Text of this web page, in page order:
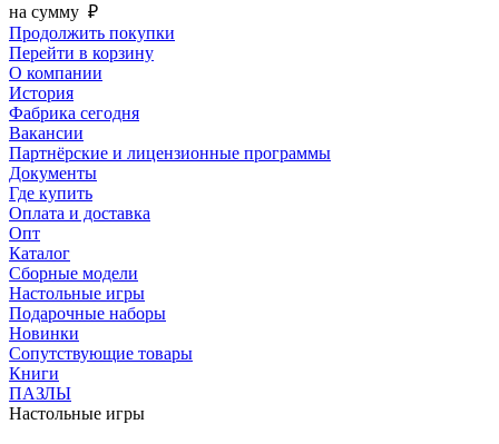
на сумму ₽
Продолжить покупки
Перейти в корзину
О компании
История
Фабрика сегодня
Вакансии
Партнёрские и лицензионные программы
Документы
Где купить
Оплата и доставка
Опт
Каталог
Сборные модели
Настольные игры
Подарочные наборы
Новинки
Сопутствующие товары
Книги
ПАЗЛЫ
Настольные игры